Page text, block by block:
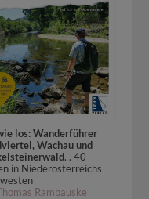
los: Wanderführer
Wachau und
. . 40
in Niederösterreichs
Rambauske